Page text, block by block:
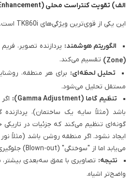
الف) تقویت کنتراست محلی (Local Contrast Enhancement)
این یکی از قوی‌ترین ویژگی‌های TK860i است.
الگوریتم هوشمند: پردازنده تصویر،
(Zone)
تقسیم می‌کند.
تحلیل لحظه‌ای: برای هر منطقه،
مستقل تحلیل می‌شود.
تنظیم گاما (Gamma Adjustment):
باشد (مثلاً سایه یک ساختمان)، پردازنده
گونه‌ای تنظیم می‌کند که جزئیات در
ایجاد نشود. اگر منطقه روشن باشد (مثلاً
می‌یابد اما از "سوختگی" (Blown-out) جلوگیری می‌شود.
نتیجه: تصاویری با عمق سه‌بعدی
واضح‌تر اشیاء.